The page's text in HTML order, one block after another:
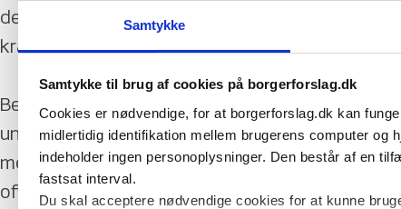
Samtykke
Samtykke til brug af cookies på borgerforslag.dk
Cookies er nødvendige, for at borgerforslag.dk kan
midlertidig identifikation mellem brugerens computer
indeholder ingen personoplysninger. Den består af en
fastsat interval.
Du skal acceptere nødvendige cookies for at kunne
den 7. maj 2026, tilsidesættes begge for så vidt
kravet om individuelt samtykke fra den enkelte
Beslutningen sker i overensstemmelse med
undersøgelsens kommissorium,
mellem Folketinget og Udenrigsministeriet om
offentliggørelse m.v. af optegnelser fra møder i